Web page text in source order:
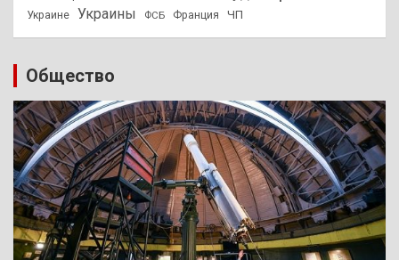
Украине Украины ФСБ Франция ЧП
Общество